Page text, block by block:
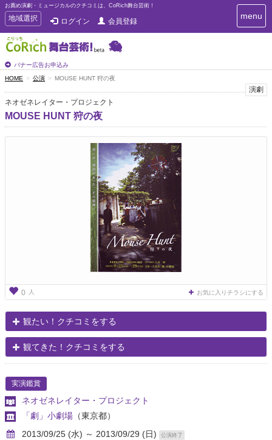
お薦め演劇・ミュージカルのクチコミは、CoRich舞台芸術！
T
o
g
g
e
n
a
v
g
地域選択 ログイン 会員登録
バナー広告お申込み
T
o
i
g
menu
HOME 公演 MOUSE HUNT 狩の夜
演劇
ネオゼネレイター・プロジェクト
MOUSE HUNT 狩の夜
0 人 お気に入りチラシにする
観たい！クチコミをする
観てきた！クチコミをする
実演鑑賞
ネオゼネレイター・プロジェクト
「劇」小劇場 （東京都）
2013/09/25 (水) ～ 2013/09/29 (日)
公演終了